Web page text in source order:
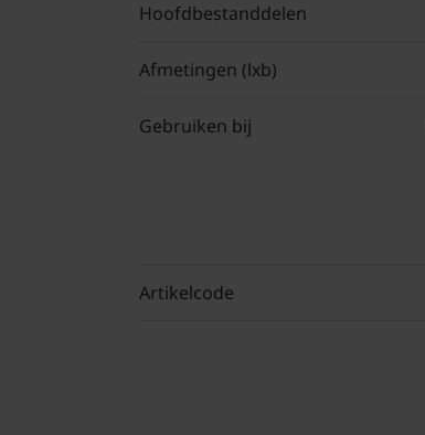
Hoofdbestanddelen
Afmetingen (lxb)
Gebruiken bij
Artikelcode